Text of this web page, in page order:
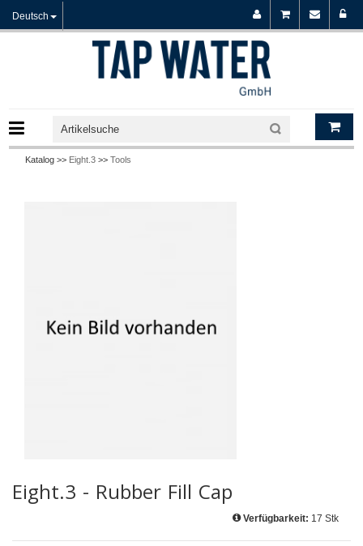
Deutsch
Katalog >> Eight.3 >> Tools
Eight.3 - Rubber Fill Cap
Verfügbarkeit: 17 Stk